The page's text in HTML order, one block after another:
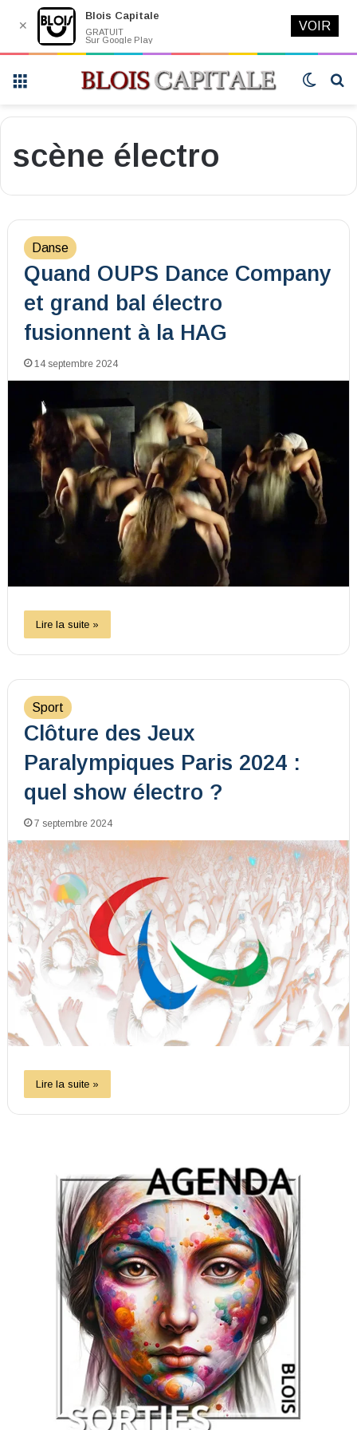
Switch
scène électro
Danse
Quand OUPS Dance Company
et grand bal électro
fusionnent à la HAG
14 septembre 2024
Lire la suite »
Sport
Clôture des Jeux
Paralympiques Paris 2024 :
quel show électro ?
7 septembre 2024
Lire la suite »
✕
Blois Capitale
GRATUIT
Sur Google Play
VOIR